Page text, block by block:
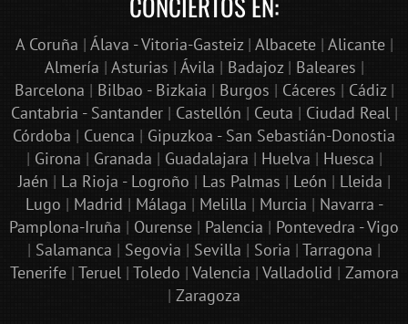
A Coruña | Álava - Vitoria-Gasteiz| Albacete| Alicante|
Almería | Asturias | Ávila | Badajoz| Baleares |
Barcelona | Bilbao - Bizkaia | Burgos | Cáceres | Cádiz|
Cantabria - Santander| Castellón | Ceuta | Ciudad Real|
Córdoba | Cuenca | Gipuzkoa - San Sebastián-Donostia
| Girona | Granada | Guadalajara | Huelva | Huesca |
Jaén | La Rioja - Logroño | Las Palmas | León | Lleida |
Lugo | Madrid | Málaga | Melilla | Murcia | Navarra -
Pamplona-Iruña | Ourense | Palencia | Pontevedra - Vigo
| Salamanca | Segovia | Sevilla | Soria | Tarragona |
Tenerife| Teruel| Toledo | Valencia | Valladolid | Zamora
| Zaragoza